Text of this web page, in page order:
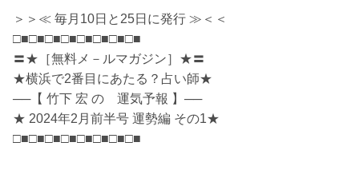
＞＞≪ 毎月10日と25日に発行 ≫＜＜
□■□■□■□■□■□■□■□■
〓★［無料メ－ルマガジン］★〓
★横浜で2番目にあたる？占い師★
──【 竹下 宏 の 運気予報 】──
★ 2024年2月前半号 運勢編 その1★
□■□■□■□■□■□■□■□■